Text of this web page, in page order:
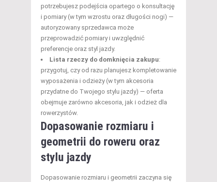
potrzebujesz podejścia opartego o konsultację
i pomiary (w tym wzrostu oraz długości nogi) —
autoryzowany sprzedawca może
przeprowadzić pomiary i uwzględnić
preferencje oraz styl jazdy.
Lista rzeczy do domknięcia zakupu:
przygotuj, czy od razu planujesz kompletowanie
wyposażenia i odzieży (w tym akcesoria
przydatne do Twojego stylu jazdy) — oferta
obejmuje zarówno akcesoria, jak i odzież dla
rowerzystów.
Dopasowanie rozmiaru i
geometrii do roweru oraz
stylu jazdy
Dopasowanie rozmiaru i geometrii zaczyna się